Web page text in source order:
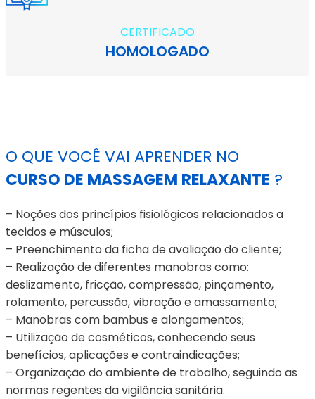
CERTIFICADO
HOMOLOGADO
O QUE VOCÊ VAI APRENDER NO
CURSO DE MASSAGEM RELAXANTE ?
– Noções dos princípios fisiológicos relacionados a
tecidos e músculos;
– Preenchimento da ficha de avaliação do cliente;
– Realização de diferentes manobras como:
deslizamento, fricção, compressão, pinçamento,
rolamento, percussão, vibração e amassamento;
– Manobras com bambus e alongamentos;
– Utilização de cosméticos, conhecendo seus
benefícios, aplicações e contraindicações;
– Organização do ambiente de trabalho, seguindo as
normas regentes da vigilância sanitária.